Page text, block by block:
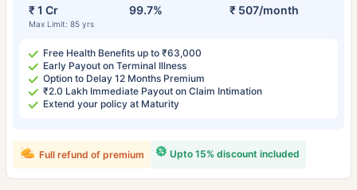
₹ 1 Cr
Max Limit: 85 yrs
99.7% ₹ 507/month
Free Health Benefits up to ₹63,000
Early Payout on Terminal Illness
Option to Delay 12 Months Premium
₹2.0 Lakh Immediate Payout on Claim Intimation
Extend your policy at Maturity
Upto 15% discount included
Full refund of premium